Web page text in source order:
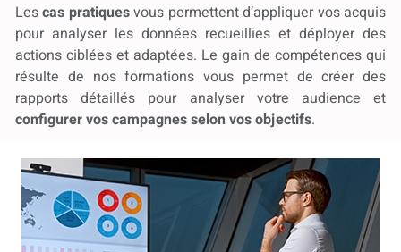
Lescas pratiquesvous permettent d’appliquer vos acquis
pour analyser les données recueillies et déployer des
actions ciblées et adaptées. Le gain de compétences qui
résulte de nos formations vous permet de créer des
rapports détaillés pour analyser votre audience et
configurer vos campagnes selon vos objectifs.